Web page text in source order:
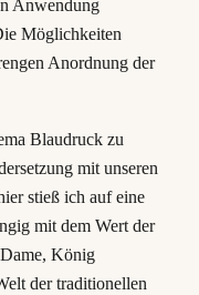
Anwendung
Möglichkeiten
Anordnung der
Blaudruck zu
mit unseren
stieß ich auf eine
mit dem Wert der
König
der traditionellen